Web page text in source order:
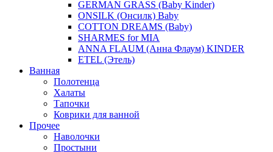
GERMAN GRASS (Baby Kinder)
ONSILK (Онсилк) Baby
COTTON DREAMS (Baby)
SHARMES for MIA
ANNA FLAUM (Анна Флаум) KINDER
ETEL (Этель)
Ванная
Полотенца
Халаты
Тапочки
Коврики для ванной
Прочее
Наволочки
Простыни